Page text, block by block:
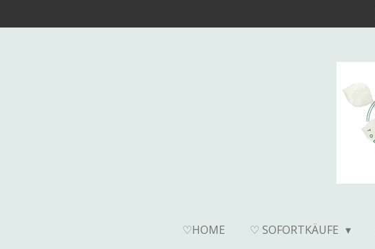
Hauptinhalt
♡HOME ♡ SOFORTKÄUFE